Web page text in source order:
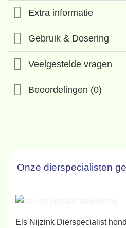
Extra informatie
Gebruik & Dosering
Veelgestelde vragen
Beoordelingen (0)
Onze dierspecialisten
Els Nijzink Dierspecialist hond